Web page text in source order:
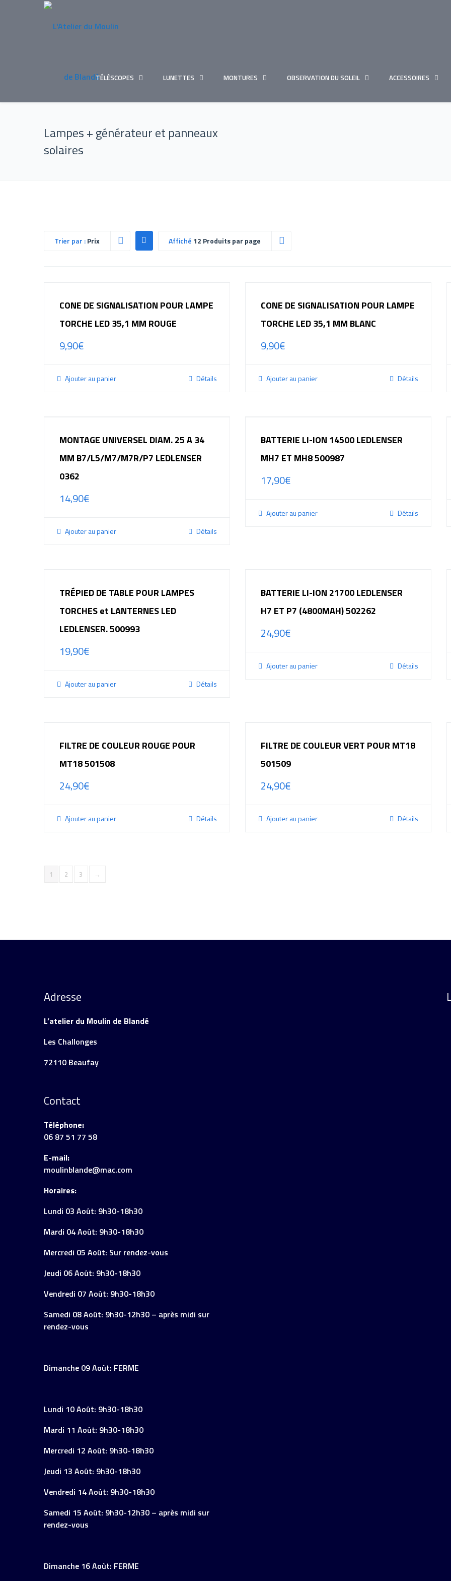
TÉLÉSCOPES LUNETTES MONTURES OBSERVATION DU SOLEIL ACCESSOIRES
Lampes + générateur et panneaux
solaires
Trier par :Prix Affiché 12 Produits par page
CONE DE SIGNALISATION POUR LAMPE
TORCHE LED 35,1 MM ROUGE
9,90€
Ajouter au panier Détails
CONE DE SIGNALISATION POUR LAMPE
TORCHE LED 35,1 MM BLANC
9,90€
Ajouter au panier Détails
MONTAGE UNIVERSEL DIAM. 25 A 34
MM B7/L5/M7/M7R/P7 LEDLENSER
0362
14,90€
Ajouter au panier Détails
BATTERIE LI-ION 14500 LEDLENSER
MH7 ET MH8 500987
17,90€
Ajouter au panier Détails
TRÉPIED DE TABLE POUR LAMPES
TORCHES et LANTERNES LED
LEDLENSER. 500993
19,90€
Ajouter au panier Détails
BATTERIE LI-ION 21700 LEDLENSER
H7 ET P7 (4800MAH) 502262
24,90€
Ajouter au panier Détails
FILTRE DE COULEUR ROUGE POUR
MT18 501508
24,90€
Ajouter au panier Détails
FILTRE DE COULEUR VERT POUR MT18
501509
24,90€
Ajouter au panier Détails
1 2 3 →
Adresse
L’atelier du Moulin de Blandé
Les Challonges
72110 Beaufay
Contact
Téléphone:
06 87 51 77 58
E-mail:
moulinblande@mac.com
Horaires:
Lundi 03 Août: 9h30-18h30
Mardi 04 Août: 9h30-18h30
Mercredi 05 Août: Sur rendez-vous
Jeudi 06 Août: 9h30-18h30
Vendredi 07 Août: 9h30-18h30
Samedi 08 Août: 9h30-12h30 – après midi sur
rendez-vous
Dimanche 09 Août: FERME
Lundi 10 Août: 9h30-18h30
Mardi 11 Août: 9h30-18h30
Mercredi 12 Août: 9h30-18h30
Jeudi 13 Août: 9h30-18h30
Vendredi 14 Août: 9h30-18h30
Samedi 15 Août: 9h30-12h30 – après midi sur
rendez-vous
Dimanche 16 Août: FERME